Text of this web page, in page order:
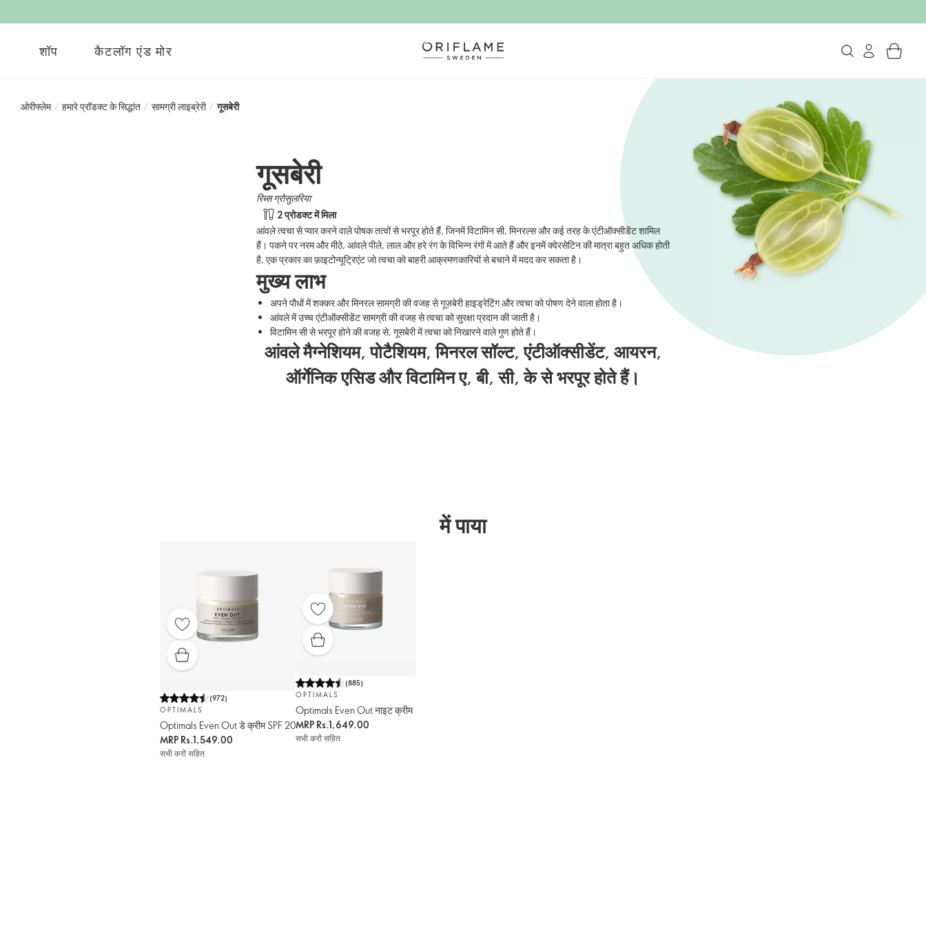
शॉप कैटलॉग एंड मोर
ओरीफ्लेम / हमारे प्रॉडक्ट के सिद्धांत / सामग्री लाइब्रेरी / गूसबेरी
गूसबेरी
रिब्स ग्रोसुलरिया
2 प्रोडक्ट में मिला
आंवले त्वचा से प्यार करने वाले पोषक तत्वों से भरपूर होते हैं, जिनमें विटामिन सी, मिनरल्स और कई तरह के एंटीऑक्सीडेंट शामिल
हैं। पकने पर नरम और मीठे, आंवले पीले, लाल और हरे रंग के विभिन्न रंगों में आते हैं और इनमें क्वेरसेटिन की मात्रा बहुत अधिक होती
है, एक प्रकार का फ़ाइटोन्यूट्रिएंट जो त्वचा को बाहरी आक्रमणकारियों से बचाने में मदद कर सकता है।
मुख्य लाभ
अपने पौधों में शक्कर और मिनरल सामग्री की वजह से गूज़बेरी हाइड्रेटिंग और त्वचा को पोषण देने वाला होता है।
आंवले में उच्च एंटीऑक्सीडेंट सामग्री की वजह से त्वचा को सुरक्षा प्रदान की जाती है।
विटामिन सी से भरपूर होने की वजह से, गूसबेरी में त्वचा को निखारने वाले गुण होते हैं।
आंवले मैग्नेशियम, पोटैशियम, मिनरल सॉल्ट, एंटीऑक्सीडेंट, आयरन,
ऑर्गेनिक एसिड और विटामिन ए, बी, सी, के से भरपूर होते हैं।
में पाया
(972)
OPTIMALS
Optimals Even Out डे क्रीम SPF 20
MRP Rs.1,549.00
सभी करों सहित
(885)
OPTIMALS
Optimals Even Out नाइट क्रीम
MRP Rs.1,649.00
सभी करों सहित